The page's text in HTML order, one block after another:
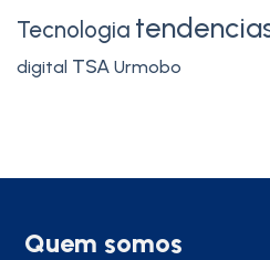
Tecnologia
digital TSA Urmobo
Quem somos